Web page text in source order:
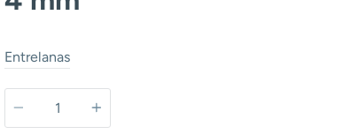
Entrelanas
Cantidad